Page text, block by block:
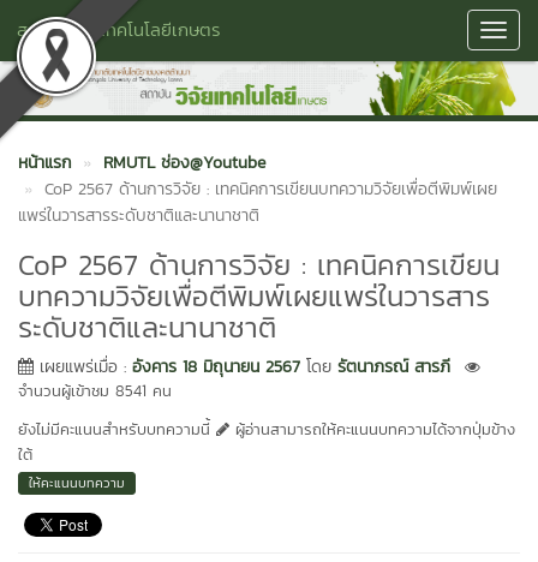
สถาบันวิจัยเทคโนโลยีเกษตร
หน้าแรก
RMUTL ช่อง@Youtube
CoP 2567 ด้านการวิจัย : เทคนิคการเขียนบทความวิจัยเพื่อตีพิมพ์เผย
แพร่ในวารสารระดับชาติและนานาชาติ
CoP 2567 ด้านการวิจัย : เทคนิคการเขียน
บทความวิจัยเพื่อตีพิมพ์เผยแพร่ในวารสาร
ระดับชาติและนานาชาติ
เผยแพร่เมื่อ : อังคาร 18 มิถุนายน 2567 โดย รัตนาภรณ์ สารภี
จำนวนผู้เข้าชม 8541 คน
ยังไม่มีคะแนนสำหรับบทความนี้
ผู้อ่านสามารถให้คะแนนบทความได้จากปุ่มข้าง
ใต้
ให้คะแนนบทความ